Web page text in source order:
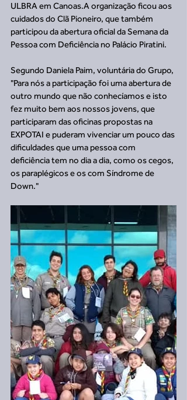
ULBRA em Canoas.A organização ficou aos
cuidados do Clã Pioneiro, que também
participou da abertura oficial da Semana da
Pessoa com Deficiência no Palácio Piratini.
Segundo Daniela Paim, voluntária do Grupo,
"Para nós a participação foi uma abertura de
outro mundo que não conhecíamos e isto
fez muito bem aos nossos jovens, que
participaram das oficinas propostas na
EXPOTAI e puderam vivenciar um pouco das
dificuldades que uma pessoa com
deficiência tem no dia a dia, como os cegos,
os paraplégicos e os com Síndrome de
Down."